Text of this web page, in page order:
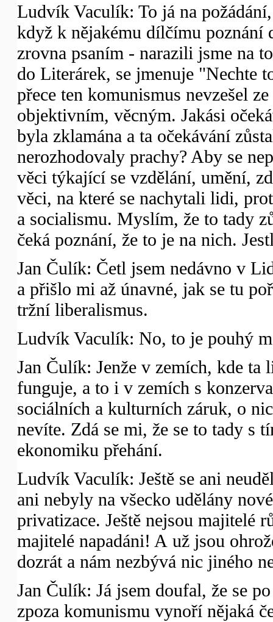
Ludvík Vaculík: To já na
když k nějakému dílčímu poznání
zrovna psaním - narazili jsme na
do Literárek, se jmenuje "Nechte
přece ten komunismus nevzešel
objektivním, věcným. Jakási
byla zklamána a ta očekávání
nerozhodovaly prachy? Aby se
věci týkající se vzdělání, umění,
věci, na které se nachytali lidi,
a socialismu. Myslím, že to tady
čeká poznání, že to je na nich.
Jan Čulík: Četl jsem nedávno v
a přišlo mi až únavné, jak se tu
tržní liberalismus.
Ludvík Vaculík: No, to je pouhý
Jan Čulík: Jenže v zemích, kde ta
funguje, a to i v zemích s
sociálních a kulturních záruk, o
nevíte. Zdá se mi, že se to tady s
ekonomiku přehání.
Ludvík Vaculík: Ještě se ani
ani nebyly na všecko udělány
privatizace. Ještě nejsou majitelé
majitelé napadáni! A už jsou
dozrát a nám nezbývá nic jiného
Jan Čulík: Já jsem doufal, že se
zpoza komunismu vynoří nějaká